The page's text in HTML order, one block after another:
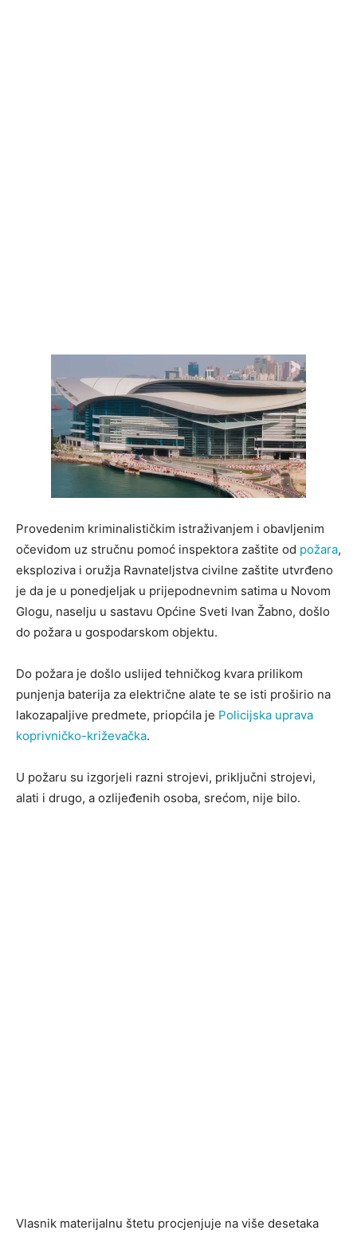
Provedenim kriminalističkim istraživanjem i obavljenim
očevidom uz stručnu pomoć inspektora zaštite od požara,
eksploziva i oružja Ravnateljstva civilne zaštite utvrđeno
je da je u ponedjeljak u prijepodnevnim satima u Novom
Glogu, naselju u sastavu Općine Sveti Ivan Žabno, došlo
do požara u gospodarskom objektu.
Do požara je došlo uslijed tehničkog kvara prilikom
punjenja baterija za električne alate te se isti proširio na
lakozapaljive predmete, priopćila je Policijska uprava
koprivničko-križevačka.
U požaru su izgorjeli razni strojevi, priključni strojevi,
alati i drugo, a ozlijeđenih osoba, srećom, nije bilo.
Vlasnik materijalnu štetu procjenjuje na više desetaka